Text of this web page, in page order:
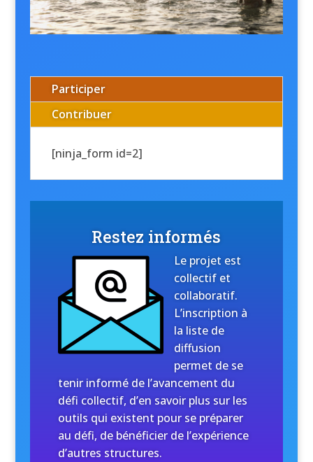
Participer
Contribuer
[ninja_form id=2]
Restez informés
Le projet est
collectif et
collaboratif.
L’inscription à
la liste de
diffusion
permet de se
tenir informé de l’avancement du
défi collectif, d’en savoir plus sur les
outils qui existent pour se préparer
au défi, de bénéficier de l’expérience
d’autres structures.